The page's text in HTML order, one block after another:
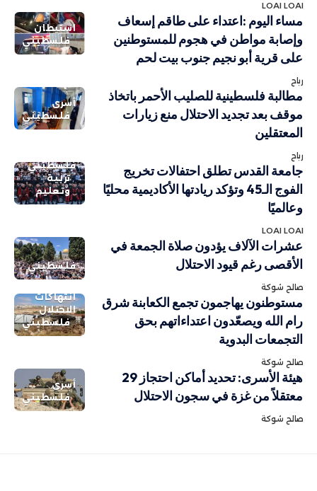
LOAI LOAI
استيطان
فلسطيني
مساء اليوم :اعتداء على طاقم إسعاف
وإصابة مواطن في هجوم للمستوطنين
على قرية أبو نجيم جنوب بيت لحم
رباح
أسرى
فلسطيني
مطالبة فلسطينية للصليب الأحمر باتخاذ
موقف بعد تجديد الاحتلال منع زيارات
المعتقلين
رباح
فلسطيني
تربية
وتعليم
جامعة القدس تطلق احتفالات تخريج
الفوج الـ45 وتؤكد ريادتها الأكاديمية محليًا
وعالميًا
LOAI LOAI
فلسطيني
عشرات الآلاف يؤدون صلاة الجمعة في
الأقصى رغم قيود الاحتلال
صالح شوكة
انتهاكات
الاحتلال
فلسطيني
مستوطنون يهاجمون تجمع الكعابنة شرق
رام الله ويصعّدون اعتداءاتهم بحق
التجمعات البدوية
صالح شوكة
أسرى
فلسطيني
هيئة الأسرى: تحديد أماكن احتجاز 29
معتقلاً من غزة في سجون الاحتلال
صالح شوكة